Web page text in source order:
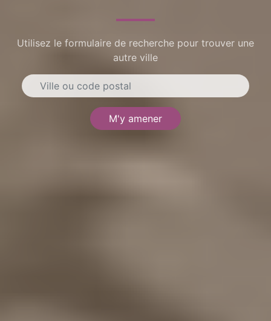
Utilisez le formulaire de recherche pour trouver une
autre ville
M'y amener